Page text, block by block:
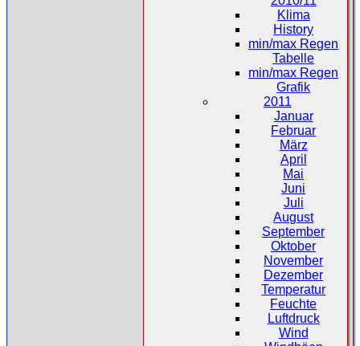
Klima
History
min/max Regen
Tabelle
min/max Regen
Grafik
2011
Januar
Februar
März
April
Mai
Juni
Juli
August
September
Oktober
November
Dezember
Temperatur
Feuchte
Luftdruck
Wind